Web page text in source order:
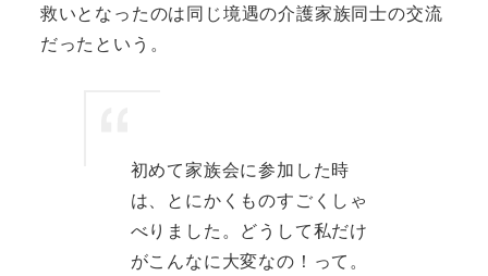
救いとなったのは同じ境遇の介護家族同士の交流
だったという。
初めて家族会に参加した時
は、とにかくものすごくしゃ
べりました。どうして私だけ
がこんなに大変なの！って。